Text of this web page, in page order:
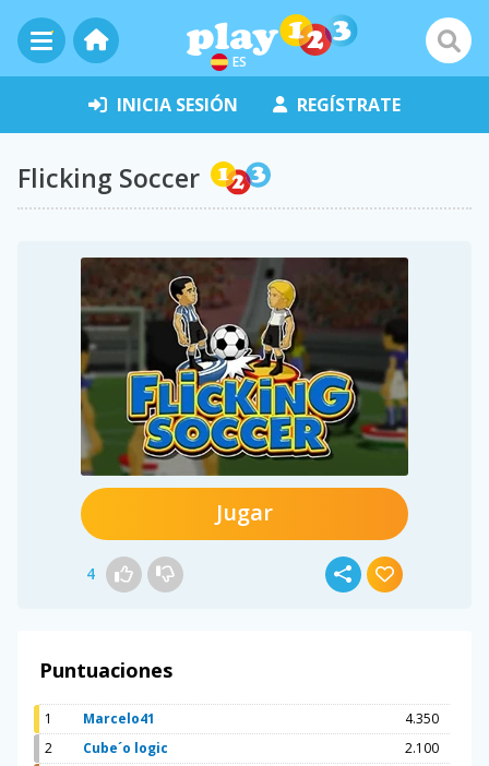
ES
INICIA SESIÓN REGÍSTRATE
Flicking Soccer
Jugar
4
Puntuaciones
1 Marcelo41
4.350
2
Cube´o logic
2.100